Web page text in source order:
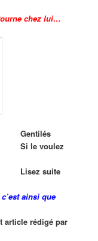
chez lui…
ilés
ainsi que
rédigé par